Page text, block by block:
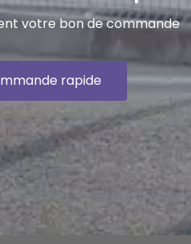
votre bon de commande
rapide